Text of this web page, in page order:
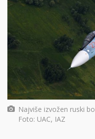
Najviše izvožen ruski
Foto: UAC, IAZ